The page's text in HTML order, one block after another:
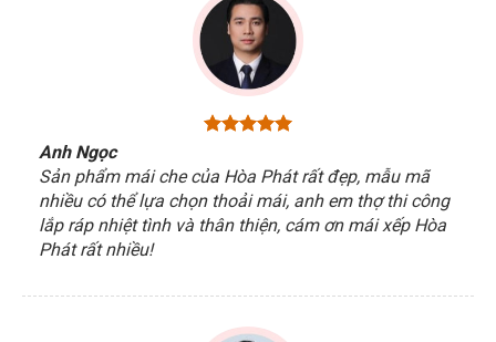
Anh Ngọc
Sản phẩm mái che của Hòa Phát rất đẹp, mẫu mã
nhiều có thể lựa chọn thoải mái, anh em thợ thi công
lắp ráp nhiệt tình và thân thiện, cám ơn mái xếp Hòa
Phát rất nhiều!